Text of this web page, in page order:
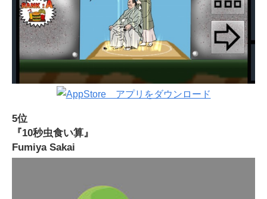
5位
『10秒虫食い算』
Fumiya Sakai